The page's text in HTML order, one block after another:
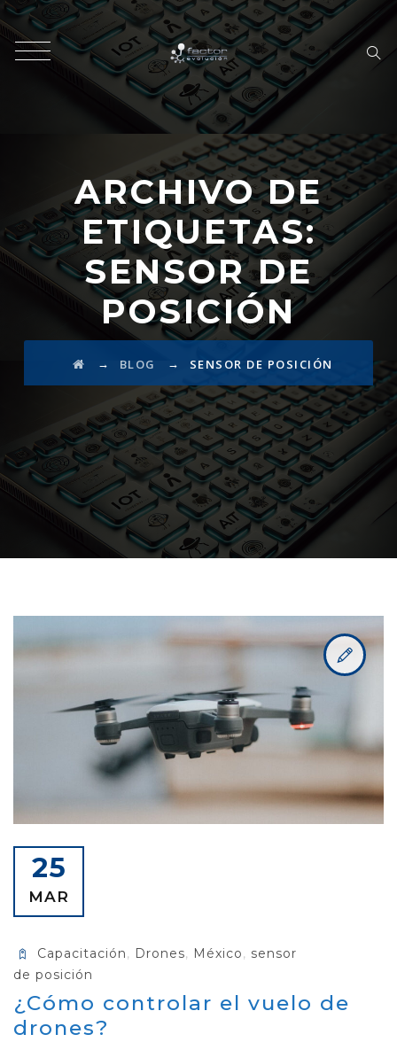
ARCHIVO DE
ETIQUETAS:
SENSOR DE
POSICIÓN
→ BLOG → SENSOR DE POSICIÓN
25
MAR
Capacitación, Drones, México, sensor
de posición
¿Cómo controlar el vuelo de
drones?